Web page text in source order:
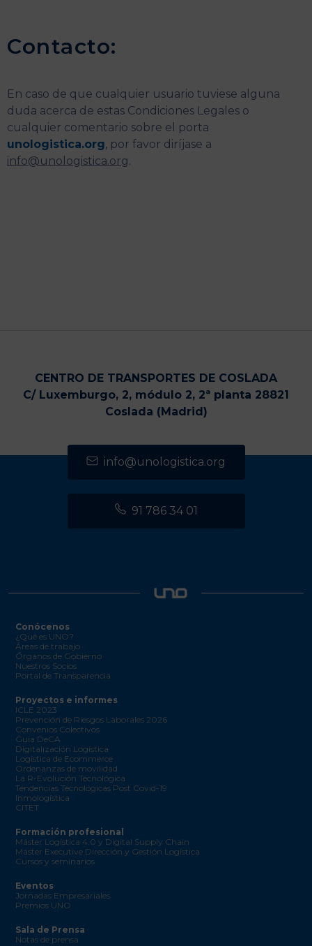
Contacto:
En caso de que cualquier usuario tuviese alguna
duda acerca de estas Condiciones Legales o
cualquier comentario sobre el porta
unologistica.org, por favor diríjase a
info@unologistica.org.
CENTRO DE TRANSPORTES DE COSLADA
C/ Luxemburgo, 2, módulo 2, 2ª planta 28821
Coslada (Madrid)
info@unologistica.org
91 786 34 01
Conócenos
¿Qué es UNO?
Áreas de trabajo
Órganos de Gobierno
Nuestros Socios
Portal de Transparencia
Proyectos e informes
ICLE 2023
Prevención de Riesgos Laborales 2026
Convenios Colectivos
Guía DeCA
Digitalización Logística
Logística de Ecommerce
Ordenanzas de movilidad
La R-Evolución Tecnológica
Tendencias Tecnológicas Post Covid-19
Inmologística
CITET
Formación profesional
Máster Logística 4.0 y Digital Supply Chain
Máster Executive Dirección y Gestión Logística
Cursos y seminarios
Eventos
Jornadas Empresariales
Premios UNO
Sala de Prensa
Notas de prensa